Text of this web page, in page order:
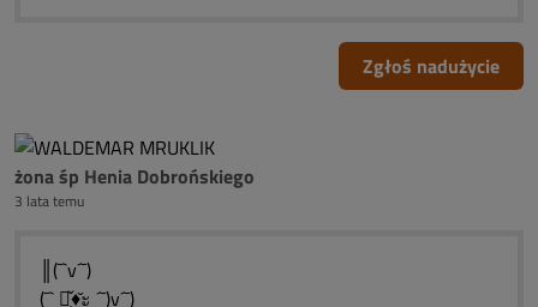
Zgłoś nadużycie
żona śp Henia Dobrońskiego
3 lata temu
║(¯`v´¯)
(¯` ะ̭̌♦̭̌ะ ´¯)v´¯)